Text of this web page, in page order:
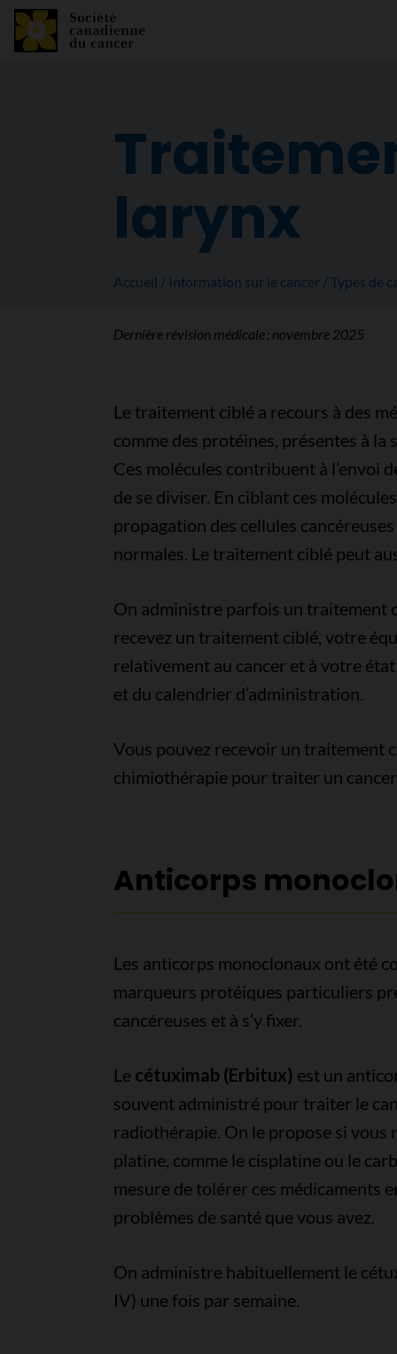
larynx
Accueil Information sur le cancer Types de
Dernière révision médicale : novembre 2025
Le traitement ciblé a recours à des
comme des protéines, présentes à la
Ces molécules contribuent à l’envoi
de se diviser. En ciblant ces
propagation des cellules
normales. Le traitement ciblé peut
On administre parfois un traitement
recevez un traitement ciblé, votre
relativement au cancer et à votre
et du calendrier d’administration.
Vous pouvez recevoir un traitement
chimiothérapie pour traiter un
Anticorps
Les anticorps monoclonaux ont été
marqueurs protéiques particuliers
cancéreuses et à s’y fixer.
Le cétuximab (Erbitux) est un
souvent administré pour traiter le
radiothérapie. On le propose si vous
platine, comme le cisplatine ou le
mesure de tolérer ces médicaments
problèmes de santé que vous avez.
On administre habituellement le
IV) une fois par semaine.